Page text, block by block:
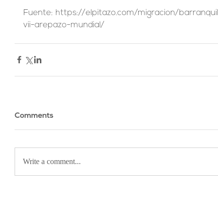
Fuente: https://elpitazo.com/migracion/
vii-arepazo-mundial/
Comments
Write a comment...